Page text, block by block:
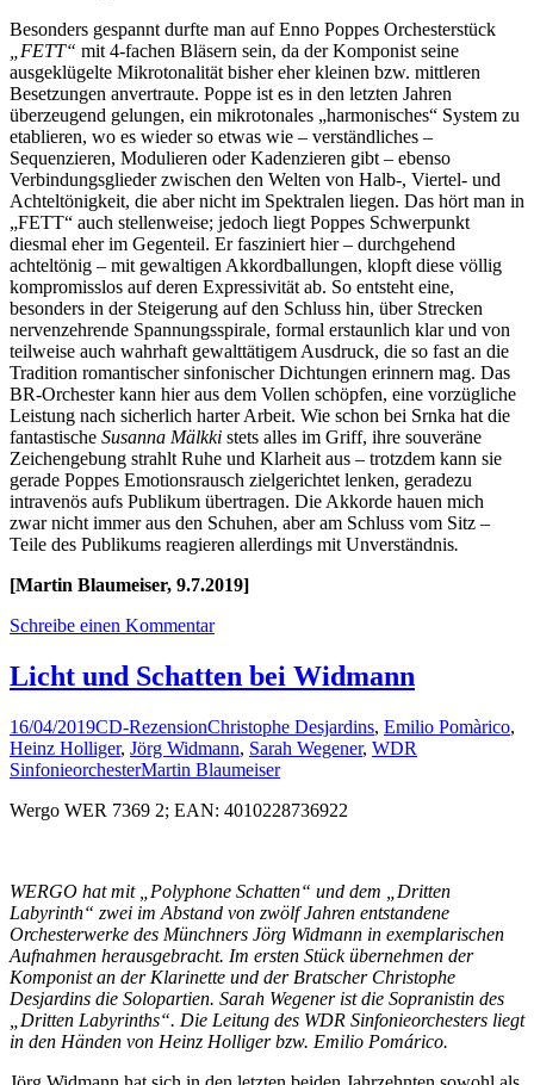
Besonders gespannt durfte man auf Enno Poppes Orchesterstück
„FETT“ mit 4-fachen Bläsern sein, da der Komponist seine
ausgeklügelte Mikrotonalität bisher eher kleinen bzw. mittleren
Besetzungen anvertraute. Poppe ist es in den letzten Jahren
überzeugend gelungen, ein mikrotonales „harmonisches“ System zu
etablieren, wo es wieder so etwas wie – verständliches –
Sequenzieren, Modulieren oder Kadenzieren gibt – ebenso
Verbindungsglieder zwischen den Welten von Halb-, Viertel- und
Achteltönigkeit, die aber nicht im Spektralen liegen. Das hört man in
„FETT“ auch stellenweise; jedoch liegt Poppes Schwerpunkt
diesmal eher im Gegenteil. Er fasziniert hier – durchgehend
achteltönig – mit gewaltigen Akkordballungen, klopft diese völlig
kompromisslos auf deren Expressivität ab. So entsteht eine,
besonders in der Steigerung auf den Schluss hin, über Strecken
nervenzehrende Spannungsspirale, formal erstaunlich klar und von
teilweise auch wahrhaft gewalttätigem Ausdruck, die so fast an die
Tradition romantischer sinfonischer Dichtungen erinnern mag. Das
BR-Orchester kann hier aus dem Vollen schöpfen, eine vorzügliche
Leistung nach sicherlich harter Arbeit. Wie schon bei Srnka hat die
fantastische Susanna Mälkki stets alles im Griff, ihre souveräne
Zeichengebung strahlt Ruhe und Klarheit aus – trotzdem kann sie
gerade Poppes Emotionsrausch zielgerichtet lenken, geradezu
intravenös aufs Publikum übertragen. Die Akkorde hauen mich
zwar nicht immer aus den Schuhen, aber am Schluss vom Sitz –
Teile des Publikums reagieren allerdings mit Unverständnis.
[Martin Blaumeiser, 9.7.2019]
Schreibe einen Kommentar
Licht und Schatten bei Widmann
16/04/2019CD-RezensionChristophe Desjardins, Emilio Pomàrico,
Heinz Holliger, Jörg Widmann, Sarah Wegener, WDR
SinfonieorchesterMartin Blaumeiser
Wergo WER 7369 2; EAN: 4010228736922
WERGO hat mit „Polyphone Schatten“ und dem „Dritten
Labyrinth“ zwei im Abstand von zwölf Jahren entstandene
Orchesterwerke des Münchners Jörg Widmann in exemplarischen
Aufnahmen herausgebracht. Im ersten Stück übernehmen der
Komponist an der Klarinette und der Bratscher Christophe
Desjardins die Solopartien. Sarah Wegener ist die Sopranistin des
„Dritten Labyrinths“. Die Leitung des WDR Sinfonieorchesters liegt
in den Händen von Heinz Holliger bzw. Emilio Pomárico.